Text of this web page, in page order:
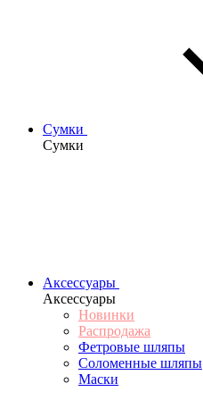
Сумки
Сумки
Аксессуары
Аксессуары
Новинки
Распродажа
Фетровые шляпы
Соломенные шляпы
Маски